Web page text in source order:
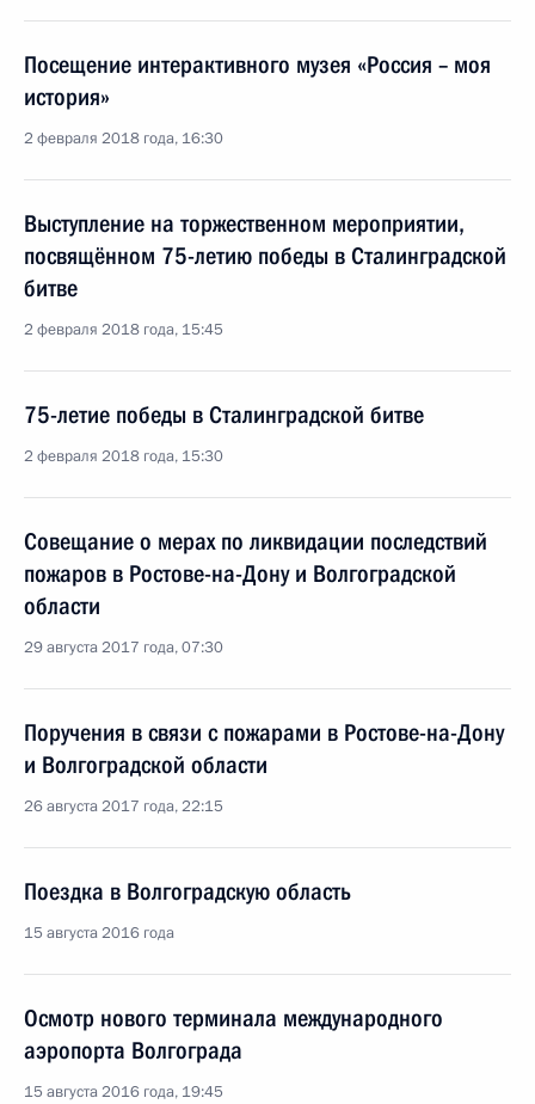
Посещение интерактивного музея «Россия – моя
история»
2 февраля 2018 года, 16:30
Выступление на торжественном мероприятии,
посвящённом 75-летию победы в Сталинградской
битве
2 февраля 2018 года, 15:45
75-летие победы в Сталинградской битве
2 февраля 2018 года, 15:30
Совещание о мерах по ликвидации последствий
пожаров в Ростове-на-Дону и Волгоградской
области
29 августа 2017 года, 07:30
Поручения в связи с пожарами в Ростове-на-Дону
и Волгоградской области
26 августа 2017 года, 22:15
Поездка в Волгоградскую область
15 августа 2016 года
Осмотр нового терминала международного
аэропорта Волгограда
15 августа 2016 года, 19:45